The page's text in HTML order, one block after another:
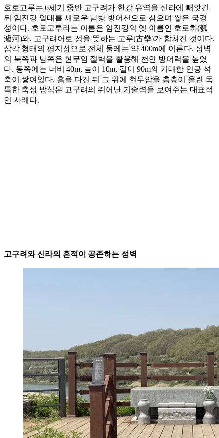
호로고루는 6세기 중반 고구려가 한강 유역을 신라에 빼앗긴
뒤 임진강 일대를 새로운 남방 방어선으로 삼으며 쌓은 국경
성이다. 호로고루라는 이름은 임진강의 옛 이름인 호로하(瓠
瀘河)와, 고구려어로 성을 뜻하는 고루(古壘)가 합쳐진 것이다.
삼각 형태의 평지성으로 전체 둘레는 약 400m에 이른다. 성벽
의 북쪽과 남쪽은 현무암 절벽을 활용해 천연 방어력을 높였
다. 동쪽에는 너비 40m, 높이 10m, 길이 90m의 거대한 인공 석
축이 쌓여있다. 흙을 다진 뒤 그 위에 현무암을 층층이 올린 독
특한 축성 방식은 고구려의 뛰어난 기술력을 보여주는 대표적
인 사례다.
고구려와 신라의 흔적이 공존하는 성벽